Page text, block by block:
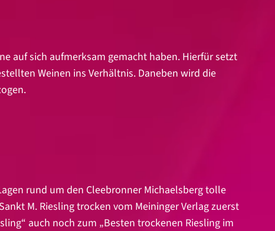
auf sich aufmerksam gemacht haben. Hierfür setzt
Weinen ins Verhältnis. Daneben wird die
rund um den Cleebronner Michaelsberg tolle
M. Riesling trocken vom Meininger Verlag zuerst
auch noch zum „Besten trockenen Riesling im